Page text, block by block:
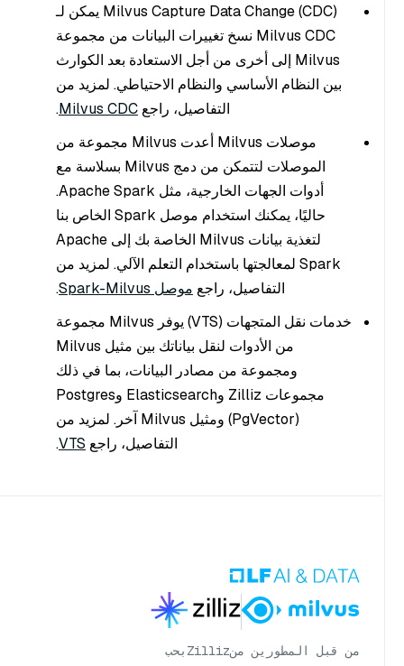
Milvus Capture Data Change (CDC) يمكن لـ
Milvus CDC نسخ تغييرات البيانات من مجموعة
Milvus إلى أخرى من أجل الاستعادة بعد الكوارث
بين النظام الأساسي والنظام الاحتياطي. لمزيد من
التفاصيل، راجع Milvus CDC
.
موصلات Milvus أعدت Milvus مجموعة من
الموصلات لتتمكن من دمج Milvus بسلاسة مع
أدوات الجهات الخارجية، مثل Apache Spark.
حاليًا، يمكنك استخدام موصل Spark الخاص بنا
لتغذية بيانات Milvus الخاصة بك إلى Apache
Spark لمعالجتها باستخدام التعلم الآلي. لمزيد من
التفاصيل، راجع موصل Spark-Milvus
.
خدمات نقل المتجهات (VTS) يوفر Milvus مجموعة
من الأدوات لنقل بياناتك بين مثيل Milvus
ومجموعة من مصادر البيانات، بما في ذلك
مجموعات Zilliz وElasticsearch وPostgres
(PgVector) ومثيل Milvus آخر. لمزيد من
التفاصيل، راجع VTS
.
من قبل المطورين منZilliz بحب